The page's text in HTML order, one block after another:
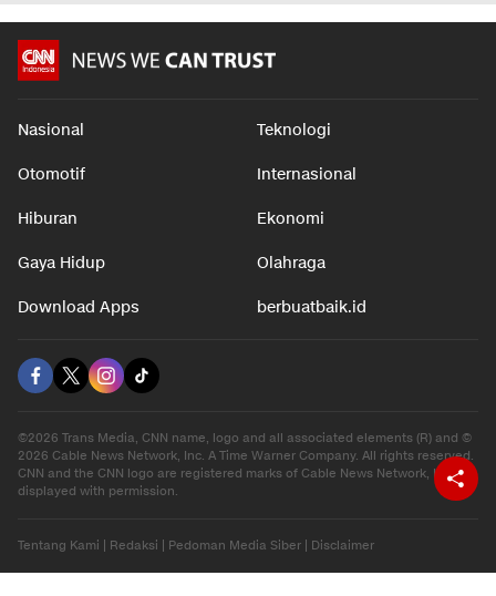
Nasional Teknologi
Otomotif Internasional
Hiburan Ekonomi
Gaya Hidup Olahraga
Download Apps berbuatbaik.id
©2026 Trans Media, CNN name, logo and all associated elements (R) and ©
2026 Cable News Network, Inc. A Time Warner Company. All rights reserved.
CNN and the CNN logo are registered marks of Cable News Network, Inc.,
displayed with permission.
Tentang Kami Redaksi Pedoman Media Siber Disclaimer